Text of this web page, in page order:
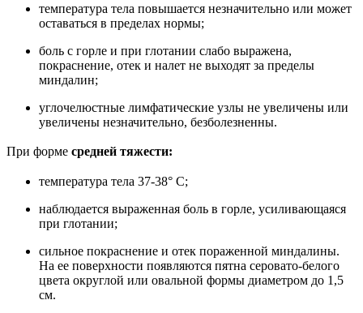
температура тела повышается незначительно или может
оставаться в пределах нормы;
боль с горле и при глотании слабо выражена,
покраснение, отек и налет не выходят за пределы
миндалин;
углочелюстные лимфатические узлы не увеличены или
увеличены незначительно, безболезненны.
При форме средней тяжести:
температура тела 37-38° С;
наблюдается выраженная боль в горле, усиливающаяся
при глотании;
сильное покраснение и отек пораженной миндалины.
На ее поверхности появляются пятна серовато-белого
цвета округлой или овальной формы диаметром до 1,5
см.